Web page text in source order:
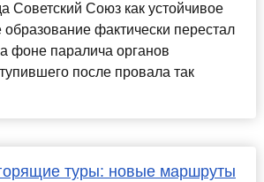
Советский Союз как устойчивое
образование фактически перестал
фоне паралича органов
после провала так
туры: новые маршруты